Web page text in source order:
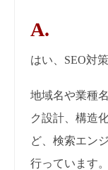
A.
はい、SEO対
地域名や業種
ク設計、構造
ど、検索エン
行っています。